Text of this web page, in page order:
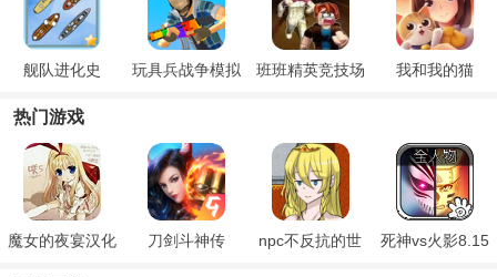
舰队进化史 玩具兵战争模拟 班班精英竞技场 我和我的猫
热门游戏
魔女的夜宴汉化
刀剑斗神传
npc不反抗的世
死神vs火影8.15